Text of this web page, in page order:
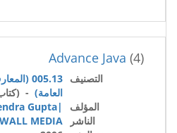
(4)
Advance Java
التصنيف
005.13
العامة) -
المؤلف
|Gajendra Gupta
الناشر
MEDIA